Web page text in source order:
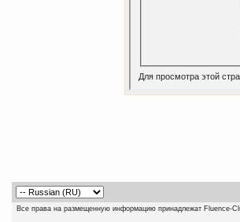
Для просмотра этой
Все права на размещенную информацию принадлежат Fluence-